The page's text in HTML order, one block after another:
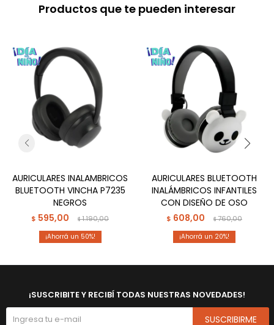
Productos que te pueden interesar
AURICULARES INALAMBRICOS
BLUETOOTH VINCHA P7235
NEGROS
$ 595,00 $1.190,00
50
AURICULARES BLUETOOTH
INALÁMBRICOS INFANTILES
CON DISEÑO DE OSO
$ 608,00 $760,00
20
¡SUSCRIBITE Y RECIBÍ TODAS NUESTRAS NOVEDADES!
SUSCRIBIRME